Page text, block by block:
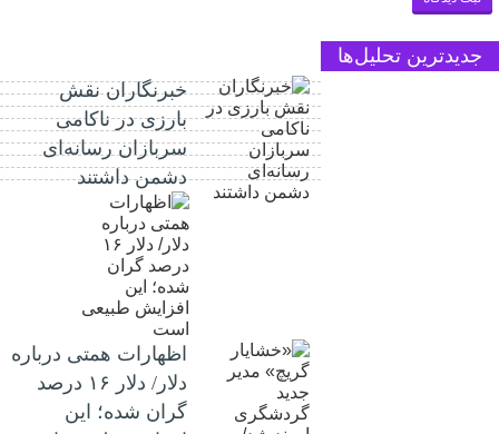
جدیدترین تحلیل‌ها
خبرنگاران نقش
بارزی در ناکامی
سربازان رسانه‌ای
دشمن داشتند
اظهارات همتی درباره
دلار/ دلار ۱۶ درصد
گران شده؛ این